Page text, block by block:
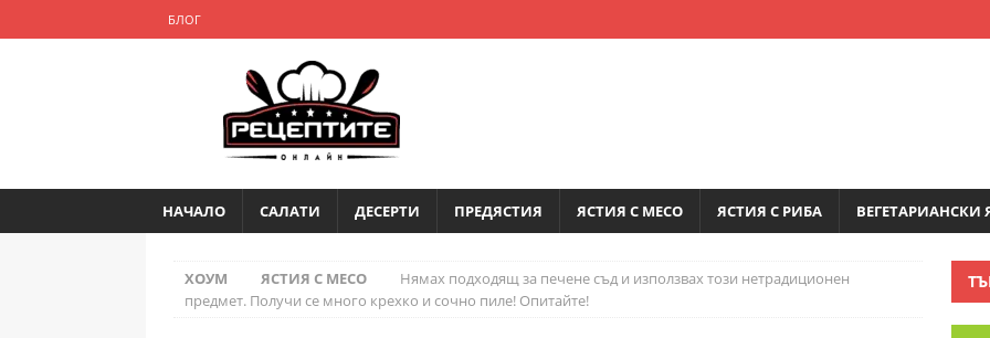
БЛОГ
НАЧАЛО САЛАТИ ДЕСЕРТИ ПРЕДЯСТИЯ ЯСТИЯ С МЕСО ЯСТИЯ С РИБА ВЕГЕТАРИАНСКИ
ХОУМ ЯСТИЯ С МЕСО
Нямах подходящ за печене съд и използвах този нетрадиционен
предмет. Получи се много крехко и сочно пиле! Опитайте!